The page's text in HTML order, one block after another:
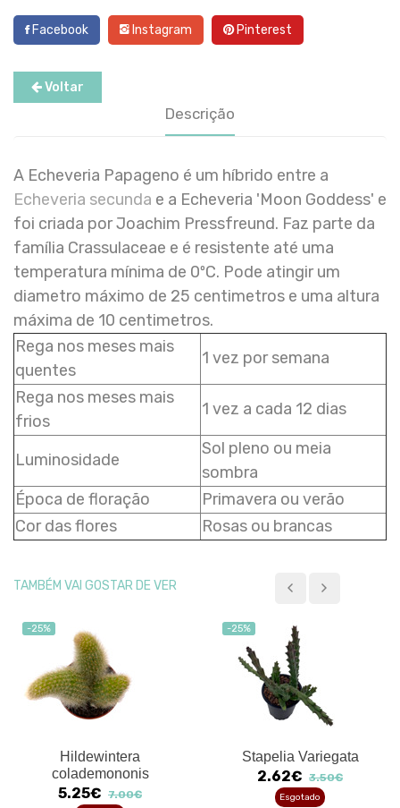
Facebook Instagram Pinterest
Voltar
Descrição
A Echeveria Papageno é um híbrido entre a
Echeveria secunda e a Echeveria 'Moon Goddess' e
foi criada porJoachim Pressfreund. Faz parte da
família Crassulaceae e é resistente até uma
temperatura mínima de 0ºC. Pode atingir um
diametro máximo de 25 centimetros e uma altura
máxima de 10 centimetros.
Rega nos meses mais
quentes
1 vez por semana
Rega nos meses mais
frios
1 vez a cada 12 dias
Luminosidade
Sol pleno ou meia
sombra
Época de floração
Primavera ou verão
Cor das flores
Rosas ou brancas
TAMBÉM VAI GOSTAR DE VER
-25%
Hildewintera
colademononis
5.25€ 7.00€
-25%
Stapelia Variegata
2.62€ 3.50€
Esgotado